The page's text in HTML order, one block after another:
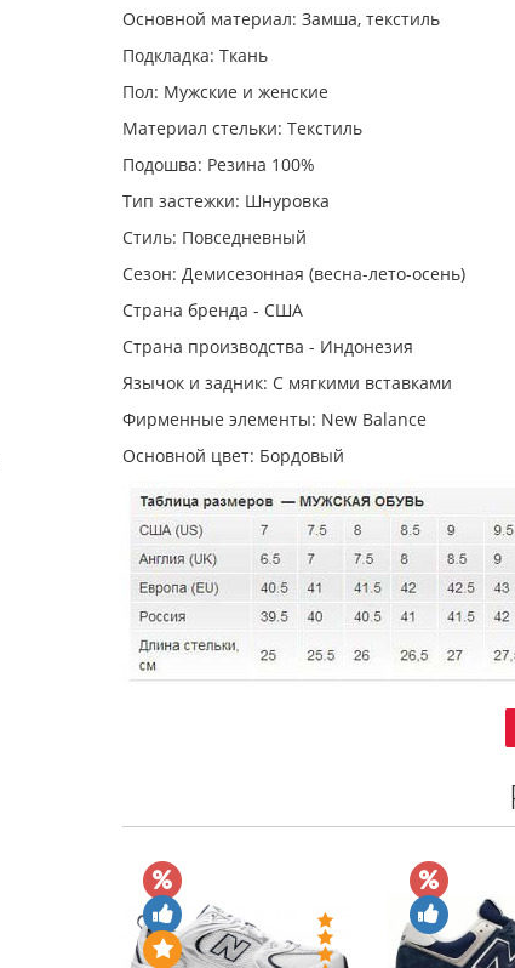
Основной материал: Замша, текстиль
Подкладка: Ткань
Пол: Мужские и женские
Материал стельки: Текстиль
Подошва: Резина 100%
Тип застежки: Шнуровка
Стиль: Повседневный
Сезон: Демисезонная (весна-лето-осень)
Страна бренда - США
Страна производства - Индонезия
Язычок и задник: С мягкими вставками
Фирменные элементы: New Balance
Основной цвет: Бордовый